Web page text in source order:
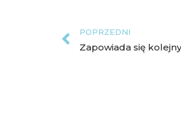
POPRZEDNI
Zapowiada się